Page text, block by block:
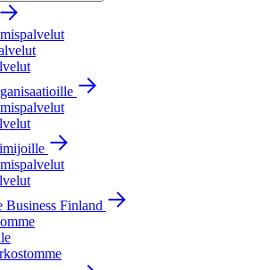
Business Finland